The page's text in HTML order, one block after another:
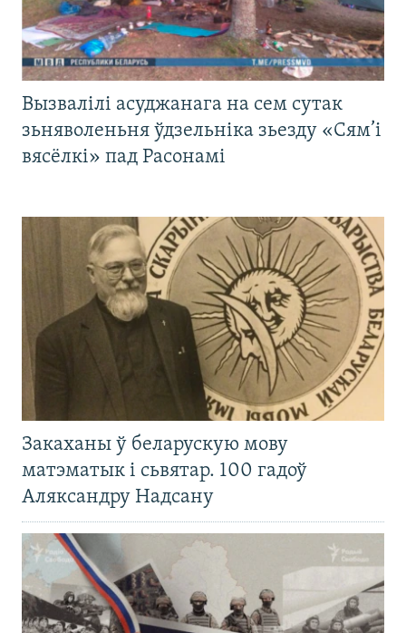
Вызвалілі асуджанага на сем сутак
зьняволеньня ўдзельніка зьезду «Сям’і
вясёлкі» пад Расонамі
Закаханы ў беларускую мову
матэматык і сьвятар. 100 гадоў
Аляксандру Надсану